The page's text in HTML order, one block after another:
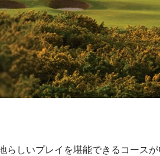
らしいプレイを堪能できるコースが